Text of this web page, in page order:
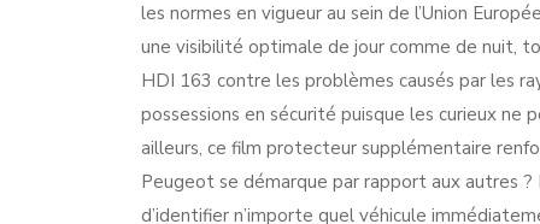
les normes en vigueur au sein de l’Union
une visibilité optimale de jour comme de nuit,
HDI 163 contre les problèmes causés par les
possessions en sécurité puisque les curieux ne
ailleurs, ce film protecteur supplémentaire
Peugeot se démarque par rapport aux autres
d’identifier n’importe quel véhicule